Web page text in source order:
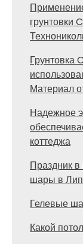
грунтовки
Грунтовка
Материал
Надежное
коттеджа
Праздник в
шары в
Гелевые
Какой